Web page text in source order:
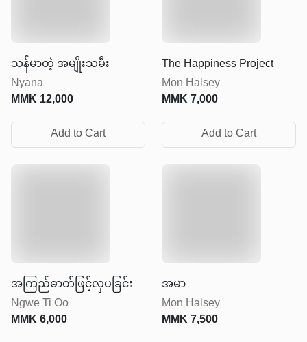
သန်မာတဲ့ အမျိုးသမီး
Nyana
MMK12,000
Add to Cart
The Happiness Project
Mon Halsey
MMK7,000
Add to Cart
အကြည်ဓာတ်ဖြင့်လှပခြင်း
Ngwe Ti Oo
MMK6,000
အမာ
Mon Halsey
MMK7,500